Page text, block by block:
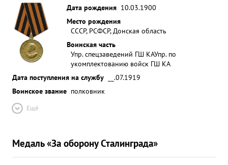
Дата рождения 10.03.1900
Место рождения
СССР, РСФСР, Донская область
Воинская часть
Упр. спецзаведений ГШ КАУпр. по
укомплектованию войск ГШ КА
Дата поступления на службу
__.07.1919
Воинское звание полковник
Ещё
Медаль «За оборону Сталинграда»